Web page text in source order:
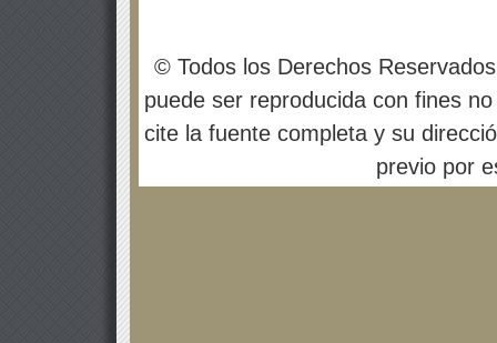
© Todos los Derechos
puede ser reproducida con fines
cite la fuente completa y su
previo por